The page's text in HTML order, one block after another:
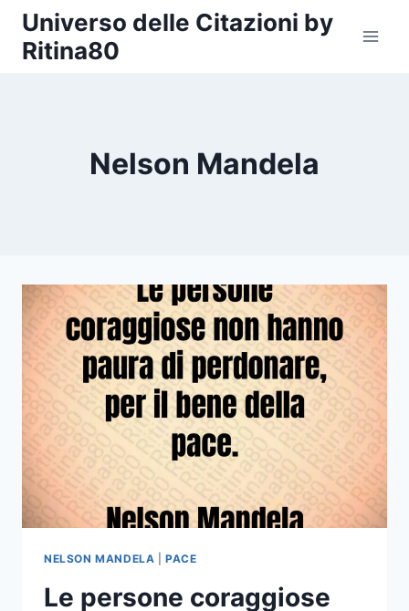
Salta
contenuto
Universo delle Citazioni by
Ritina80
Nelson Mandela
NELSON MANDELA |PACE
Le persone coraggiose